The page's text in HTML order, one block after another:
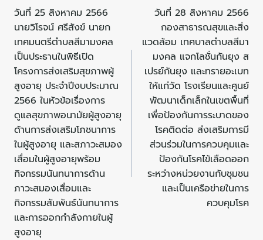
วันที่ 25 สิงหาคม 2566
นายวิโรจน์ ศรีสังข์ นายก
เทศมนตรีตำบลสีมามงคล
เป็นประธานในพิธีเปิด
โครงการส่งเสริมสุขภาพผู้
สูงอายุ ประจำปีงบประมาณ
2566 ในหัวข้อเรื่องการ
ดูแลสุขภาพอนามัยผู้สูงอายุ
ด้านการส่งเสริมโภชนาการ
ในผู้สูงอายุ และสภาวะสมอง
เสื่อมในผู้สูงอายุพร้อม
กิจกรรมนันทนาการด้าน
ภาวะสมองเสื่อมและ
กิจกรรมสัมพันธ์นันทนาการ
และการออกกำลังกายในผู้
สูงอายุ
วันที่ 28 สิงหาคม 2566
กองสาธารณสุขและสิ่ง
แวดล้อม เทศบาลตำบลสีมา
มงคล แจกโลชั่นกันยุง ส
เปรย์กันยุง และทรายอะเบท
ให้แก่วัด โรงเรียนและศูนย์
พัฒนาเด็กเล็กในเขตพื้นที่
เพื่อป้องกันการระบาดของ
โรคติดต่อ ส่งเสริมการมี
ส่วนร่วมในการควบคุมและ
ป้องกันโรคไข้เลือดออก
ระหว่างหน่วยงานกับชุมชน
และเป็นเครือข่ายในการ
ควบคุมโรค